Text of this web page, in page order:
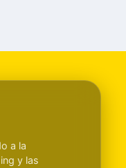
a la
y las